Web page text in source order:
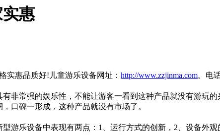
惠
惠品质好!儿童游乐设备网址： http://www.zzjinma.com。电
常强的娱乐性，不能让游客一看到这种产品就没有游玩的
口碑一形成，这种产品就没有市场了。
乐设备中表现有两点：1、运行方式的创新，2、设备外观